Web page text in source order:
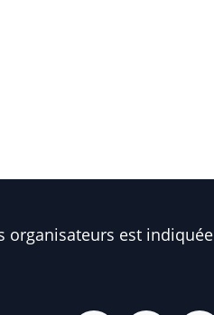
organisateurs est indiquée